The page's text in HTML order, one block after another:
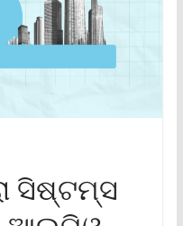
ସିଷ୍ଟମ୍‌ସ